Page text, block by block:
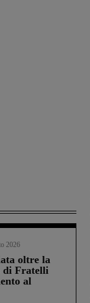
2026
oltre la
di Fratelli
al